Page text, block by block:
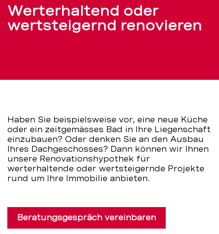
der
Werterhaltend oder
wertsteigernd renovieren
Haben Sie beispielsweise vor, eine neue Küche
oder ein zeitgemässes Bad in Ihre Liegenschaft
einzubauen? Oder denken Sie an den Ausbau
Ihres Dachgeschosses? Dann können wir Ihnen
unsere Renovationshypothek für
werterhaltende oder wertsteigernde Projekte
rund um Ihre Immobilie anbieten.
Beratungsgespräch vereinbaren